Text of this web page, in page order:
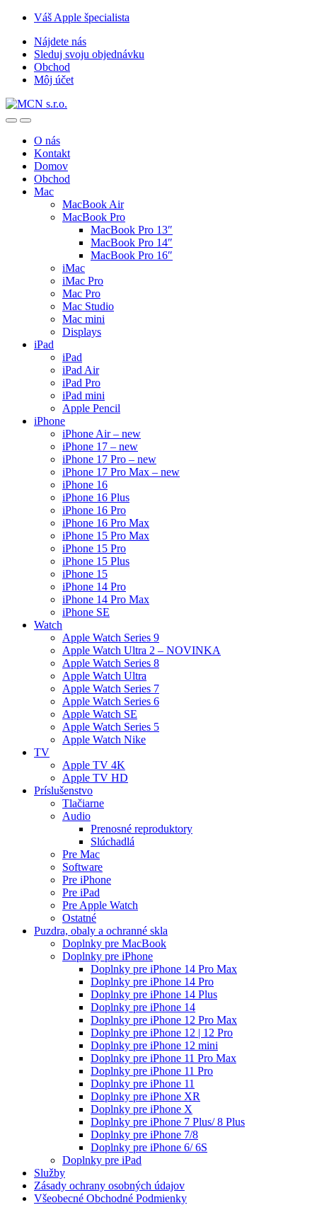
Skip
navigation
Skip
content
Váš Apple špecialista
Nájdete nás
Sleduj svoju objednávku
Obchod
Môj účet
O nás
Kontakt
Domov
Obchod
Mac
MacBook Air
MacBook Pro
MacBook Pro 13″
MacBook Pro 14″
MacBook Pro 16″
iMac
iMac Pro
Mac Pro
Mac Studio
Mac mini
Displays
iPad
iPad
iPad Air
iPad Pro
iPad mini
Apple Pencil
iPhone
iPhone Air – new
iPhone 17 – new
iPhone 17 Pro – new
iPhone 17 Pro Max – new
iPhone 16
iPhone 16 Plus
iPhone 16 Pro
iPhone 16 Pro Max
iPhone 15 Pro Max
iPhone 15 Pro
iPhone 15 Plus
iPhone 15
iPhone 14 Pro
iPhone 14 Pro Max
iPhone SE
Watch
Apple Watch Series 9
Apple Watch Ultra 2 – NOVINKA
Apple Watch Series 8
Apple Watch Ultra
Apple Watch Series 7
Apple Watch Series 6
Apple Watch SE
Apple Watch Series 5
Apple Watch Nike
TV
Apple TV 4K
Apple TV HD
Príslušenstvo
Tlačiarne
Audio
Prenosné reproduktory
Slúchadlá
Pre Mac
Software
Pre iPhone
Pre iPad
Pre Apple Watch
Ostatné
Puzdra, obaly a ochranné skla
Doplnky pre MacBook
Doplnky pre iPhone
Doplnky pre iPhone 14 Pro Max
Doplnky pre iPhone 14 Pro
Doplnky pre iPhone 14 Plus
Doplnky pre iPhone 14
Doplnky pre iPhone 12 Pro Max
Doplnky pre iPhone 12 | 12 Pro
Doplnky pre iPhone 12 mini
Doplnky pre iPhone 11 Pro Max
Doplnky pre iPhone 11 Pro
Doplnky pre iPhone 11
Doplnky pre iPhone XR
Doplnky pre iPhone X
Doplnky pre iPhone 7 Plus/ 8 Plus
Doplnky pre iPhone 7/8
Doplnky pre iPhone 6/ 6S
Doplnky pre iPad
Služby
Zásady ochrany osobných údajov
Všeobecné Obchodné Podmienky